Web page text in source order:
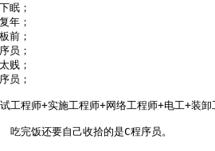
眠；
年；
前；
员；
贱；
员；
工程师+实施工程师+网络工程师+电工+装
吃完饭还要自己收拾的是C程序员。